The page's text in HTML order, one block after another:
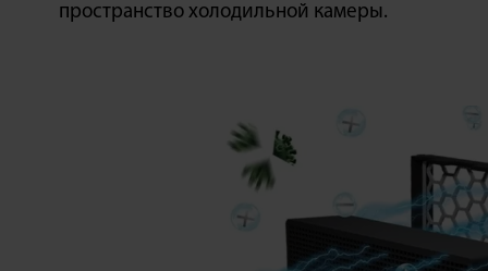
пространство холодильной камеры.